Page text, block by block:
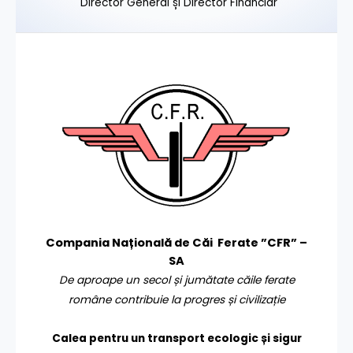
Compania Națională de Căi Ferate ”CFR” –
SA
De aproape un secol și jumătate căile ferate
române contribuie la progres și civilizație
Calea pentru un transport ecologic și sigur